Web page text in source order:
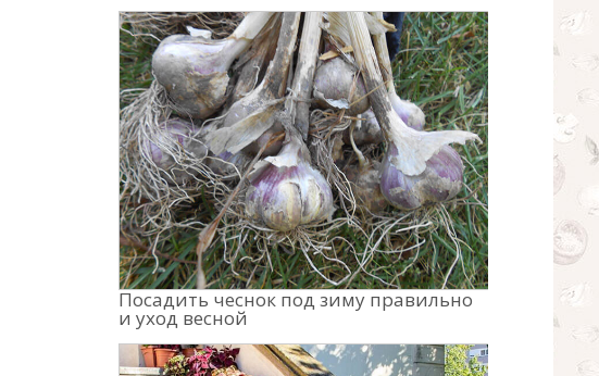
Посадить чеснок под зиму правильно
и уход весной